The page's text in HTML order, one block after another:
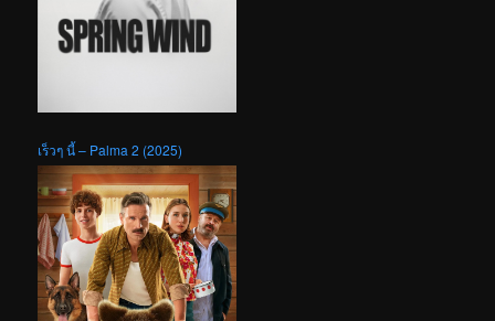
เร็วๆ นี้ – Palma 2 (2025)